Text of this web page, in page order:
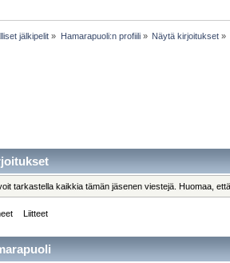
jälkipelit » Hamarapuoli:n profiili» Näytä kirjoitukset»
tarkastella kaikkia tämän jäsenen viestejä. Huomaa,
Liitteet